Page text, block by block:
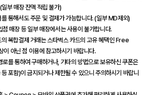
부 매장 잔액 적립 불가)
통해서도 주문 및 결제가 가능합니다. (일부 MD제외)
매장 등 일부 매장에서는 사용이 불가합니다.
복합결제 거래는 스타벅스 카드의 고유 혜택인 Free
아닌 점 이용에 참고하시기 바랍니다.
를 통하여 구매하거나, 기타의 방법으로 보유하신 쿠폰은
포함)이 금지되거나 제한될 수 있으니 주의하시기 바랍니